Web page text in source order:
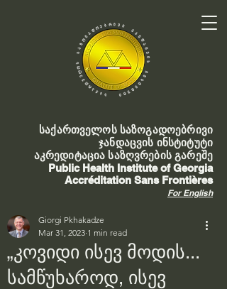
საქართველოს საზოგადოებრივი
ჯანდაცვის ინსტიტუტი
აკრედიტაცია საზღვრების გარეშე
Public Health Institute of Georgia
Accréditation Sans Frontières
For English
„კოვიდი ისევ მოდის...
სამწუხაროდ, ისევ
Giorgi Pkhakadze
Mar 31, 2023 1 min read